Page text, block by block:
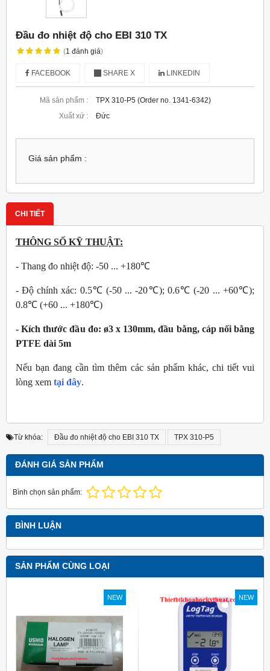
Đầu đo nhiệt độ cho EBI 310 TX
(1 đánh giá)
FACEBOOK SHARE X LINKEDIN
Mã sản phẩm :
TPX 310-P5 (Order no. 1341-6342)
Xuất xứ :
Đức
Giá sản phẩm :
CHI TIẾT
THÔNG SỐ KỸ THUẬT:
- Thang đo nhiệt độ: -50 ... +180℃
- Độ chính xác: 0.5℃ (-50 ... -20℃); 0.6℃ (-20 ... +60℃);
0.8℃ (+60 ... +180℃)
- Kích thước đầu đo: ø3 x 130mm, đầu bằng, cáp nối bằng
PTFE dài 5m
Nếu bạn đang cần tìm thêm các sản phẩm khác, chi tiết vui
lòng xem tại đây.
Từ khóa: Đầu đo nhiệt độ cho EBI 310 TX TPX 310-P5
ĐÁNH GIÁ SẢN PHẨM
Bình chọn sản phẩm:
BÌNH LUẬN
SẢN PHẨM CÙNG LOẠI
NEW NEW